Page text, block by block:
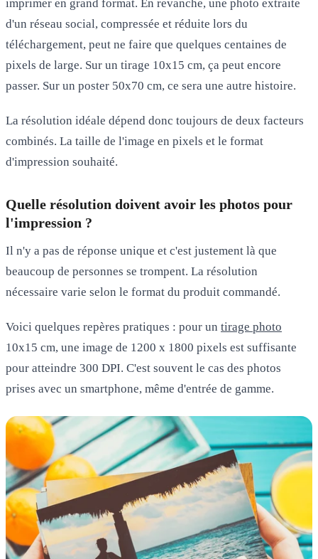
imprimer en grand format. En revanche, une photo extraite
d'un réseau social, compressée et réduite lors du
téléchargement, peut ne faire que quelques centaines de
pixels de large. Sur un tirage 10x15 cm, ça peut encore
passer. Sur un poster 50x70 cm, ce sera une autre histoire.
La résolution idéale dépend donc toujours de deux facteurs
combinés. La taille de l'image en pixels et le format
d'impression souhaité.
Quelle résolution doivent avoir les photos pour
l'impression ?
Il n'y a pas de réponse unique et c'est justement là que
beaucoup de personnes se trompent. La résolution
nécessaire varie selon le format du produit commandé.
Voici quelques repères pratiques : pour un tirage photo
10x15 cm, une image de 1200 x 1800 pixels est suffisante
pour atteindre 300 DPI. C'est souvent le cas des photos
prises avec un smartphone, même d'entrée de gamme.